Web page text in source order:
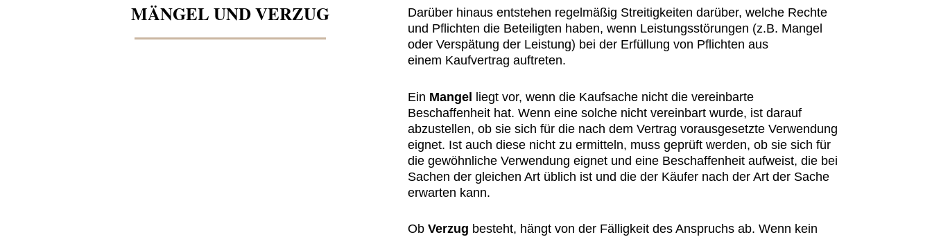
MÄNGEL UND VERZUG
Darüber hinaus entstehen regelmäßig Streitigkeiten darüber, welche Rechte
und Pflichten die Beteiligten haben, wenn Leistungsstörungen (z.B. Mangel
oder Verspätung der Leistung) bei der Erfüllung von Pflichten aus
einem Kaufvertrag auftreten.
Ein Mangel liegt vor, wenn die Kaufsache nicht die vereinbarte
Beschaffenheit hat. Wenn eine solche nicht vereinbart wurde, ist darauf
abzustellen, ob sie sich für die nach dem Vertrag vorausgesetzte Verwendung
eignet. Ist auch diese nicht zu ermitteln, muss geprüft werden, ob sie sich für
die gewöhnliche Verwendung eignet und eine Beschaffenheit aufweist, die bei
Sachen der gleichen Art üblich ist und die der Käufer nach der Art der Sache
erwarten kann.
ObVerzug besteht, hängt von der Fälligkeit des Anspruchs ab. Wenn kein